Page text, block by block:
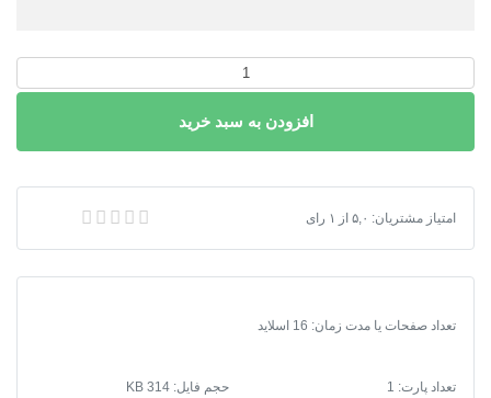
ظرفیت
موجود
مسكن
كم
درآمدها
افزودن به سبد خرید
پاورپوینت ظرفیت های موجود در مصوبه مسكن كم درآمدها
امتیاز مشتریان: ۵,۰ از ۱ رای
تعداد صفحات یا مدت زمان: 16 اسلاید
تعداد پارت: 1 حجم فایل: 314 KB